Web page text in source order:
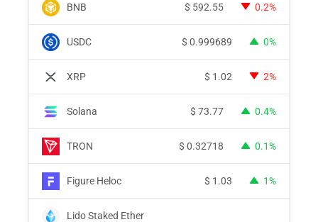
BNB $ 592.55 0.2%
USDC $ 0.999689 0%
XRP $ 1.02 2%
Solana $ 73.77 0.4%
TRON $ 0.32718 0.1%
Figure Heloc $ 1.03 1%
Lido Staked Ether